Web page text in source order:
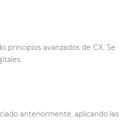
principios avanzados de CX. Se
anteriormente, aplicando las